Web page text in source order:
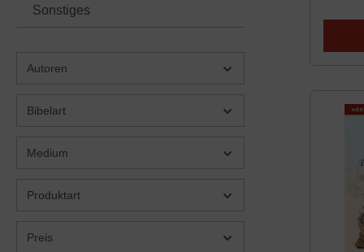
Sonstiges
Autoren
Bibelart
Medium
Produktart
Preis
den
liegen